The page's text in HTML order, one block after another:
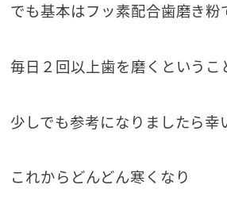
でも基本はフッ素配合歯磨き粉
毎日２回以上歯を磨くというこ
少しでも参考になりましたら幸
これからどんどん寒くなり